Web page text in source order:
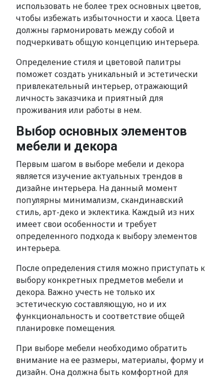
использовать не более трех основных цветов,
чтобы избежать избыточности и хаоса. Цвета
должны гармонировать между собой и
подчеркивать общую концепцию интерьера.
Определение стиля и цветовой палитры
поможет создать уникальный и эстетически
привлекательный интерьер, отражающий
личность заказчика и приятный для
проживания или работы в нем.
Выбор основных элементов
мебели и декора
Первым шагом в выборе мебели и декора
является изучение актуальных трендов в
дизайне интерьера. На данный момент
популярны минимализм, скандинавский
стиль, арт-деко и эклектика. Каждый из них
имеет свои особенности и требует
определенного подхода к выбору элементов
интерьера.
После определения стиля можно приступать к
выбору конкретных предметов мебели и
декора. Важно учесть не только их
эстетическую составляющую, но и их
функциональность и соответствие общей
планировке помещения.
При выборе мебели необходимо обратить
внимание на ее размеры, материалы, форму и
дизайн. Она должна быть комфортной для